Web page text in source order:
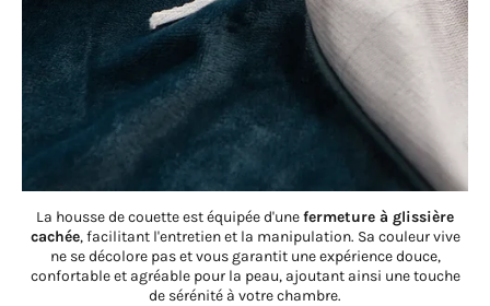
La housse de couette est équipée d'unefermeture à glissière
cachée, facilitant l'entretien et la manipulation. Sa couleur vive
ne se décolore pas et vous garantit une expérience douce,
confortable et agréable pour la peau, ajoutant ainsi une touche
de sérénité à votre chambre.